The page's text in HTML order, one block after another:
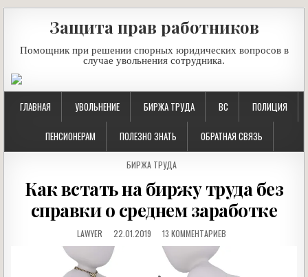
Защита прав работников
Помощник при решении спорных юридических вопросов в
случае увольнения сотрудника.
ГЛАВНАЯ УВОЛЬНЕНИЕ БИРЖА ТРУДА ВС ПОЛИЦИЯ
ПЕНСИОНЕРАМ ПОЛЕЗНО ЗНАТЬ ОБРАТНАЯ СВЯЗЬ
POSTED
БИРЖА ТРУДА
Как встать на биржу труда без
справки о среднем заработке
LAWYER 22.01.2019 13 КОММЕНТАРИЕВ